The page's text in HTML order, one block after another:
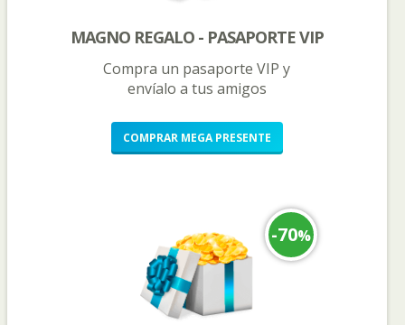
MAGNO REGALO - PASAPORTE VIP
Compra un pasaporte VIP y
envíalo a tus amigos
COMPRAR MEGA PRESENTE
-70%